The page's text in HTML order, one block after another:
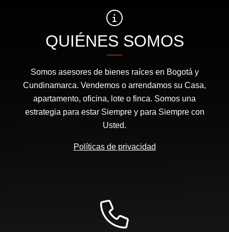
QUIÉNES SOMOS
Somos asesores de bienes raíces en Bogotá y
Cundinamarca. Vendemos o arrendamos su Casa,
apartamento, oficina, lote o finca. Somos una
estrategia para estar Siempre y para Siempre con
Usted.
Políticas de privacidad